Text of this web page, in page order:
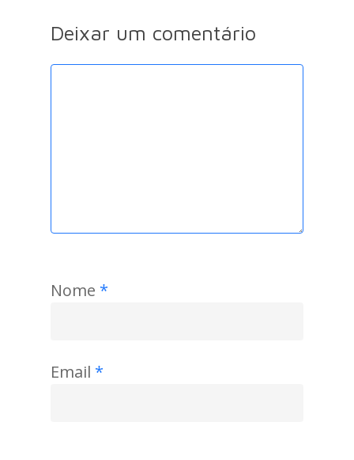
Deixar um comentário
Nome *
Email *